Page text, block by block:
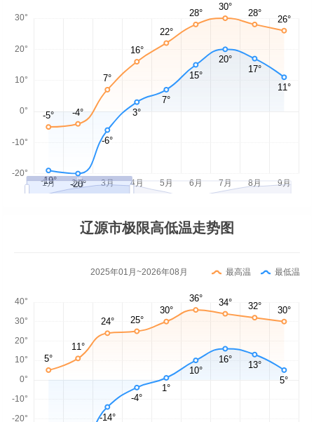
辽源市极限高低温走势图
2025年01月~2026年08月 最高温 最低温